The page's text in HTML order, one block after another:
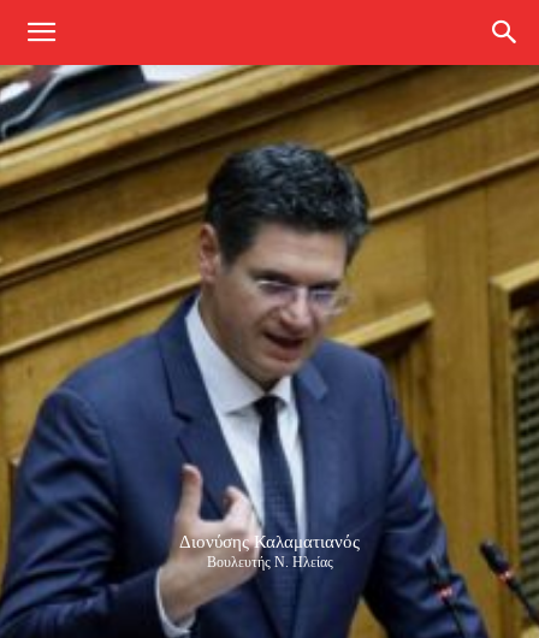
Διονύσης Καλαματιανός
Βουλευτής Ν. Ηλείας